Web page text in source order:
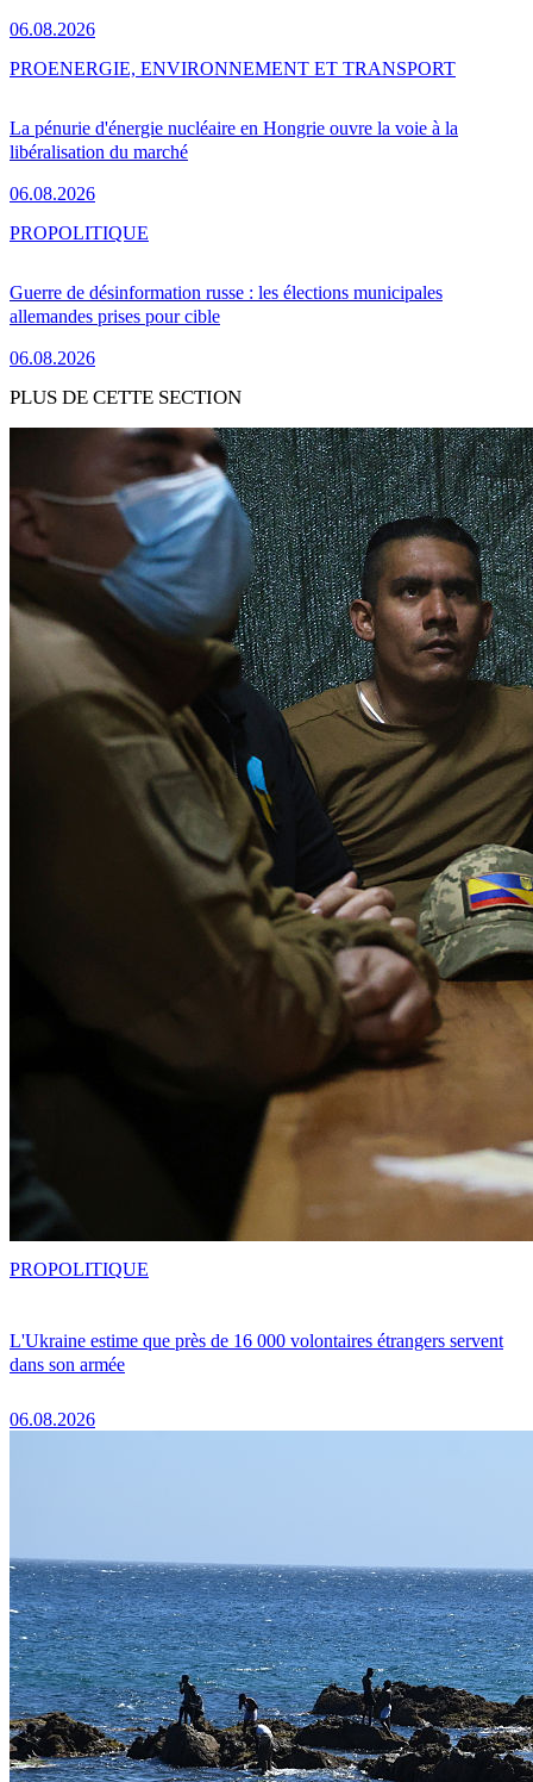
06.08.2026
La pénurie d'énergie nucléaire en Hongrie ouvre la voie à la
libéralisation du marché
06.08.2026
PROENERGIE, ENVIRONNEMENT ET TRANSPORT
Guerre de désinformation russe : les élections municipales
allemandes prises pour cible
06.08.2026
PROPOLITIQUE
PLUS DE CETTE SECTION
L'Ukraine estime que près de 16 000 volontaires étrangers servent
dans son armée
06.08.2026
PROPOLITIQUE